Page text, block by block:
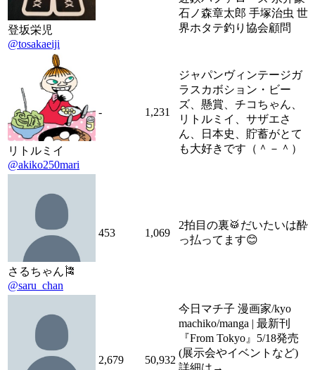
登坂栄児
@tosakaeiji
石ノ森章太郎 手塚治虫 世
界ホタテ釣り協会顧問
リトルミイ
@akiko250mari
- 1,231
ジャパンヴィンテージガ
ラスカボション・ビー
ズ、懸賞、チコちゃん、
リトルミイ、サザエさ
ん、日本史、貯蓄がとて
も大好きです（＾－＾）
さるちゃん🎏
@saru_chan
453 1,069
2拍目の裏🥁だいたいは酔
っ払ってます😊
2,679 50,932
今日マチ子 漫画家/kyo
machiko/manga | 最新刊
『From Tokyo』5/18発売
(展示会やイベントなど)
詳細は→